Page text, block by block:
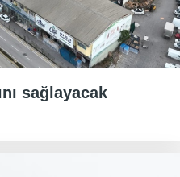
sağlayacak